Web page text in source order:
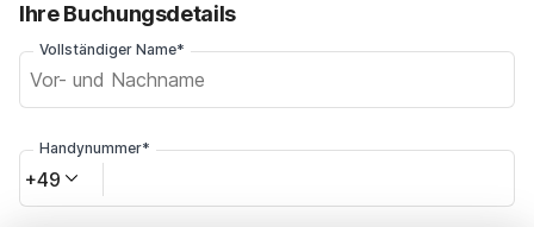
Ihre Buchungsdetails
Vollständiger Name*
Handynummer*
+49